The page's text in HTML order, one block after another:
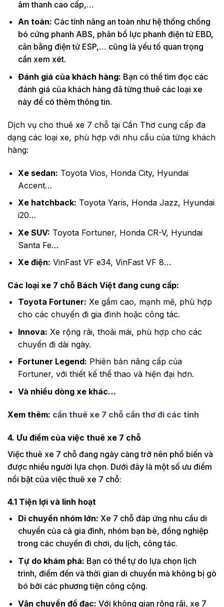
âm thanh cao cấp,…
An toàn: Các tính năng an toàn như hệ thống chống
bó cứng phanh ABS, phân bổ lực phanh điện tử EBD,
cân bằng điện tử ESP,… cũng là yếu tố quan trọng
cần xem xét.
Đánh giá của khách hàng: Bạn có thể tìm đọc các
đánh giá của khách hàng đã từng thuê các loại xe
này để có thêm thông tin.
Dịch vụ cho thuê xe 7 chỗ tại Cần Thơ cung cấp đa
dạng các loại xe, phù hợp với nhu cầu của từng khách
hàng:
Xe sedan: Toyota Vios, Honda City, Hyundai
Accent…
Xe hatchback: Toyota Yaris, Honda Jazz, Hyundai
i20…
Xe SUV: Toyota Fortuner, Honda CR-V, Hyundai
Santa Fe…
Xe điện: VinFast VF e34, VinFast VF 8…
Các loại xe 7 chỗ Bách Việt đang cung cấp:
Toyota Fortuner: Xe gầm cao, mạnh mẽ, phù hợp
cho các chuyến đi gia đình hoặc công tác.
Innova: Xe rộng rãi, thoải mái, phù hợp cho các
chuyến đi dài ngày.
Fortuner Legend: Phiên bản nâng cấp của
Fortuner, với thiết kế thể thao và hiện đại hơn.
Và nhiều dòng xe khác…
Xem thêm: cần thuê xe 7 chỗ cần thơ đi các tỉnh
4. Ưu điểm của việc thuê xe 7 chỗ
Việc thuê xe 7 chỗ đang ngày càng trở nên phổ biến và
được nhiều người lựa chọn. Dưới đây là một số ưu điểm
nổi bật của việc thuê xe 7 chỗ:
4.1 Tiện lợi và linh hoạt
Di chuyển nhóm lớn: Xe 7 chỗ đáp ứng nhu cầu di
chuyển của cả gia đình, nhóm bạn bè, đồng nghiệp
trong các chuyến đi chơi, du lịch, công tác.
Tự do khám phá: Bạn có thể tự do lựa chọn lịch
trình, điểm đến và thời gian di chuyển mà không bị gò
bó bởi các phương tiện công cộng.
Vận chuyển đồ đạc: Với không gian rộng rãi, xe 7